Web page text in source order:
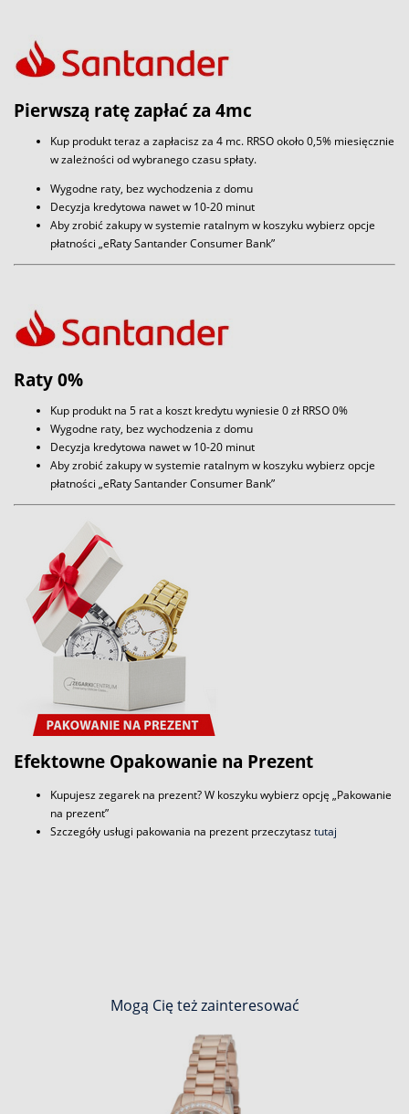
Pierwszą ratę zapłać za 4mc
Kup produkt teraz a zapłacisz za 4 mc. RRSO około 0,5% miesięcznie
w zależności od wybranego czasu spłaty.
Wygodne raty, bez wychodzenia z domu
Decyzja kredytowa nawet w 10-20 minut
Aby zrobić zakupy w systemie ratalnym w koszyku wybierz opcje
płatności „eRaty Santander Consumer Bank”
Raty 0%
Kup produkt na 5 rat a koszt kredytu wyniesie 0 zł RRSO 0%
Wygodne raty, bez wychodzenia z domu
Decyzja kredytowa nawet w 10-20 minut
Aby zrobić zakupy w systemie ratalnym w koszyku wybierz opcje
płatności „eRaty Santander Consumer Bank”
Efektowne Opakowanie na Prezent
Kupujesz zegarek na prezent? W koszyku wybierz opcję „Pakowanie
na prezent”
Szczegóły usługi pakowania na prezent przeczytasztutaj
Mogą Cię też zainteresować